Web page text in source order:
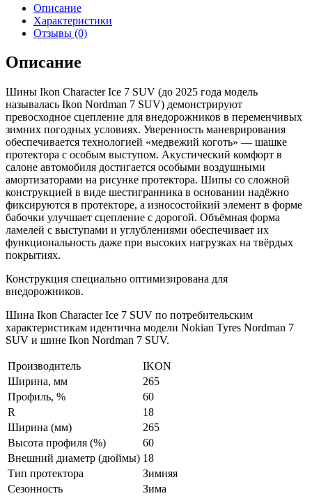
Описание
Характеристики
Отзывы (0)
Описание
Шины Ikon Character Ice 7 SUV (до 2025 года модель
называлась Ikon Nordman 7 SUV) демонстрируют
превосходное сцепление для внедорожников в переменчивых
зимних погодных условиях. Уверенность маневрирования
обеспечивается технологией «медвежий коготь» — шашке
протектора с особым выступом. Акустический комфорт в
салоне автомобиля достигается особыми воздушными
амортизаторами на рисунке протектора. Шипы со сложной
конструкцией в виде шестигранника в основании надёжно
фиксируются в протекторе, а износостойкий элемент в форме
бабочки улучшает сцепление с дорогой. Объёмная форма
ламелей с выступами и углублениями обеспечивает их
функциональность даже при высоких нагрузках на твёрдых
покрытиях.
Конструкция специально оптимизирована для
внедорожников.
Шина Ikon Character Ice 7 SUV по потребительским
характеристикам идентична модели Nokian Tyres Nordman 7
SUV и шине Ikon Nordman 7 SUV.
Производитель
IKON
Ширина, мм
265
Профиль, %
60
R
18
Ширина (мм)
265
Высота профиля (%)
60
Внешний диаметр (дюймы) 18
Тип протектора
Зимняя
Сезонность
Зима